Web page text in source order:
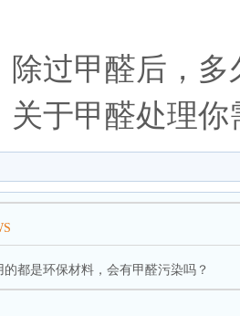
除过甲醛后，
关于甲醛处理
都是环保材料，会有甲醛污染吗？